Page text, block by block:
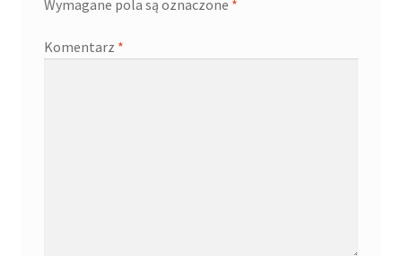
Wymagane pola są oznaczone *
Komentarz *